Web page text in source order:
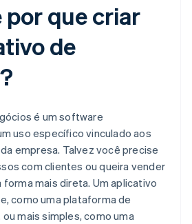
por que criar
de
é um software
uso específico vinculado aos
empresa. Talvez você precise
com clientes ou queira vender
mais direta. Um aplicativo
como uma plataforma de
mais simples, como uma